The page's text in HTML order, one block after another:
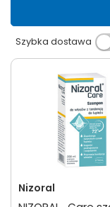
Szybka dostawa
Nizoral